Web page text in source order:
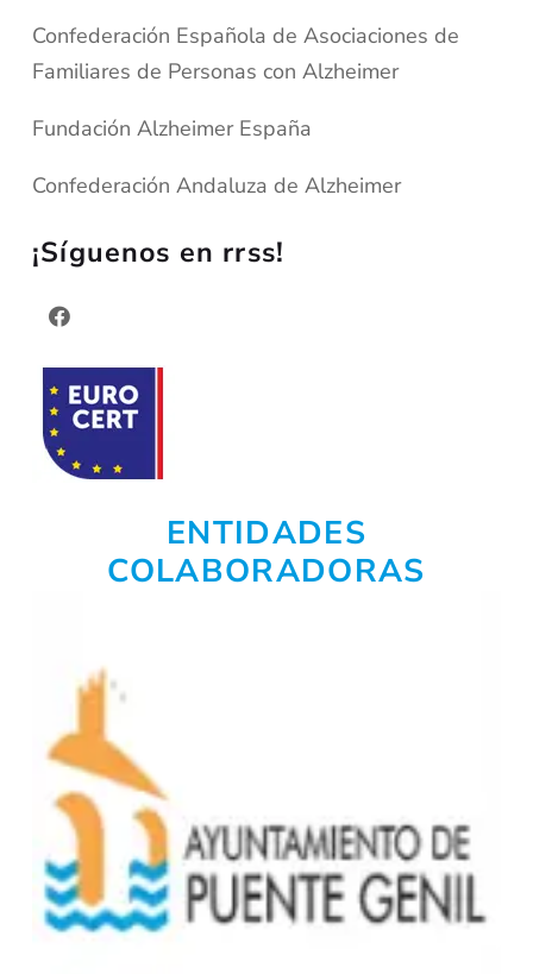
Confederación Española de Asociaciones de
Familiares de Personas con Alzheimer
Fundación Alzheimer España
Confederación Andaluza de Alzheimer
¡Síguenos en rrss!
ENTIDADES
COLABORADORAS